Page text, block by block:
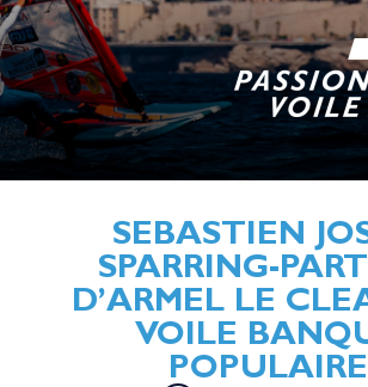
SEBASTIEN
SPARRING-
D’ARMEL LE
VOILE
POPULAIRE